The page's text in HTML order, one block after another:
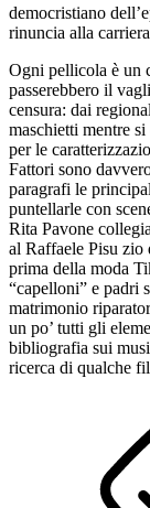
democristiano
rinuncia alla
Ogni pellicola è un
passerebbero il
censura: dai
maschietti mentre
per le
Fattori sono
paragrafi le
puntellarle con
Rita Pavone
al Raffaele Pisu zio
prima della moda
“capelloni” e padri
matrimonio
un po’ tutti gli
bibliografia sui
ricerca di qualche